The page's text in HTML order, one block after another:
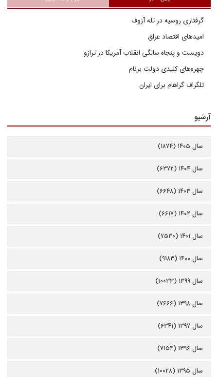
گرفتاری روسیه در تله آزوف
امیدهای اقتصاد عراق
دویست و پنجاه سالگی انقلاب آمریکا در ترازو
چهره‌های کلیدی دولت برنام
تلگراف گراهام برای ایران
آرشیو
سال ۱۴۰۵ (۱۸۷۴)
سال ۱۴۰۴ (۶۳۷۲)
سال ۱۴۰۳ (۶۶۴۸)
سال ۱۴۰۲ (۶۶۱۷)
سال ۱۴۰۱ (۷۵۳۰)
سال ۱۴۰۰ (۹۱۸۳)
سال ۱۳۹۹ (۱۰۰۳۳)
سال ۱۳۹۸ (۷۶۶۶)
سال ۱۳۹۷ (۶۳۴۱)
سال ۱۳۹۶ (۷۱۵۴)
سال ۱۳۹۵ (۱۰۰۲۸)